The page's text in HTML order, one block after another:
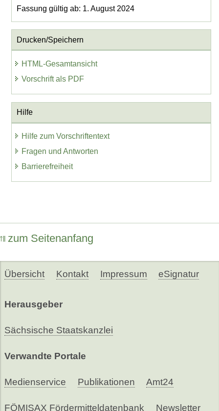
Fassung gültig ab: 1. August 2024
Drucken/Speichern
HTML-Gesamtansicht
Vorschrift als PDF
Hilfe
Hilfe zum Vorschriftentext
Fragen und Antworten
Barrierefreiheit
zum Seitenanfang
Übersicht Kontakt Impressum eSignatur
Herausgeber
Sächsische Staatskanzlei
Verwandte Portale
Medienservice Publikationen Amt24
FÖMISAX Fördermitteldatenbank Newsletter